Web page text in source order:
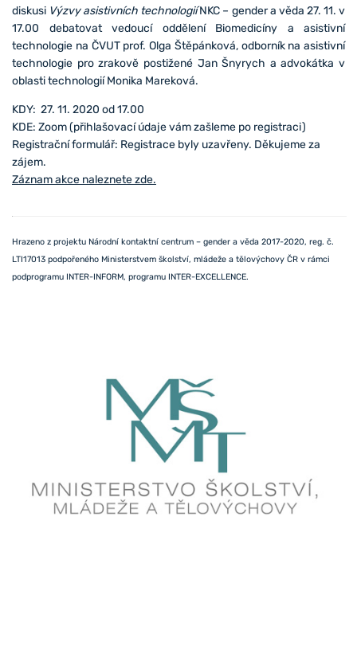
diskusi Výzvy asistivních technologiíNKC – gender a věda 27. 11. v
17.00 debatovat vedoucí oddělení Biomedicíny a asistivní
technologie na ČVUT prof. Olga Štěpánková, odborník na asistivní
technologie pro zrakově postižené Jan Šnyrych a advokátka v
oblasti technologií Monika Mareková.
KDY: 27. 11. 2020 od 17.00
KDE: Zoom (přihlašovací údaje vám zašleme po registraci)
Registrační formulář: Registrace byly uzavřeny. Děkujeme za
zájem.
Záznam akce naleznete zde.
Hrazeno z projektu Národní kontaktní centrum – gender a věda 2017-2020, reg. č.
LTI17013 podpořeného Ministerstvem školství, mládeže a tělovýchovy ČR v rámci
podprogramu INTER-INFORM, programu INTER-EXCELLENCE.